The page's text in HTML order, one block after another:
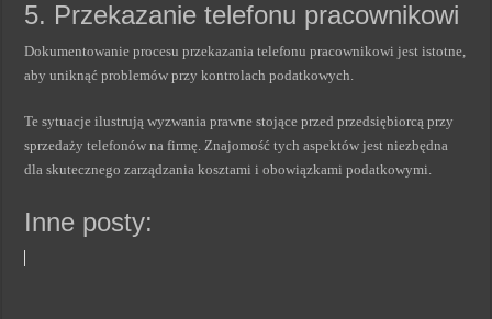
5. Przekazanie telefonu pracownikowi
Dokumentowanie procesu przekazania telefonu pracownikowi jest istotne,
aby uniknąć problemów przy kontrolach podatkowych.
Te sytuacje ilustrują wyzwania prawne stojące przed przedsiębiorcą przy
sprzedaży telefonów na firmę. Znajomość tych aspektów jest niezbędna
dla skutecznego zarządzania kosztami i obowiązkami podatkowymi.
Inne posty: